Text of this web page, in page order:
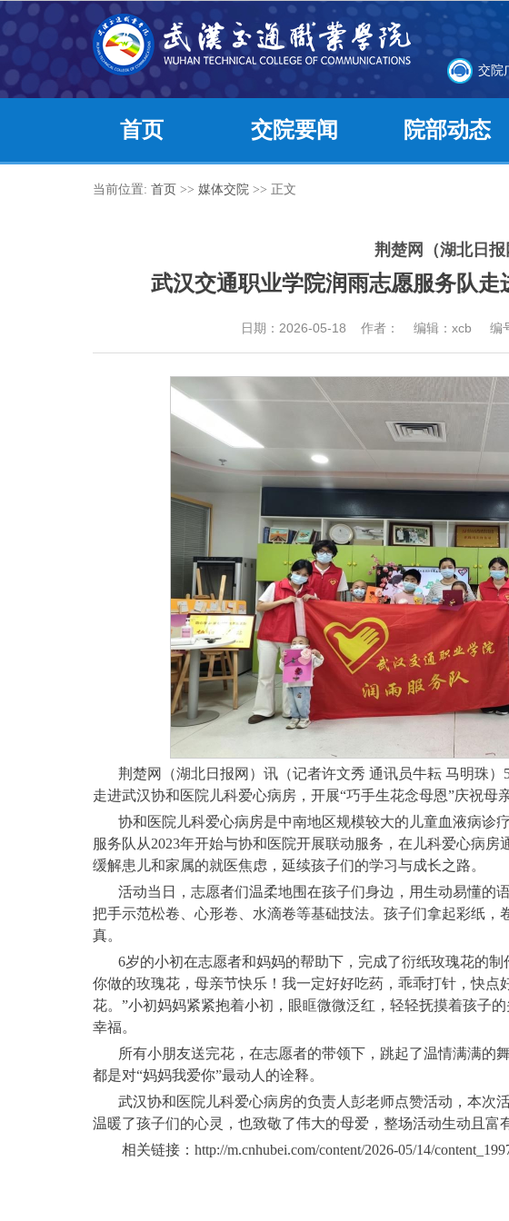
交院
首页 交院要闻 院部动态
当前位置: 首页 >> 媒体交院 >> 正文
荆楚网（湖北日报
武汉交通职业学院润雨志愿服务队
日期：2026-05-18 作者： 编辑：xcb 编
荆楚网（湖北日报网）讯（记者许文秀 通讯员牛耘 马明珠
走进武汉协和医院儿科爱心病房，开展“巧手生花念母恩”庆祝母
协和医院儿科爱心病房是中南地区规模较大的儿童血液病诊
服务队从2023年开始与协和医院开展联动服务，在儿科爱心病房
缓解患儿和家属的就医焦虑，延续孩子们的学习与成长之路。
活动当日，志愿者们温柔地围在孩子们身边，用生动易懂的
把手示范松卷、心形卷、水滴卷等基础技法。孩子们拿起彩纸
真。
6岁的小初在志愿者和妈妈的帮助下，完成了衍纸玫瑰花的
你做的玫瑰花，母亲节快乐！我一定好好吃药，乖乖打针，快
花。”小初妈妈紧紧抱着小初，眼眶微微泛红，轻轻抚摸着孩子
幸福。
所有小朋友送完花，在志愿者的带领下，跳起了温情满满的
都是对“妈妈我爱你”最动人的诠释。
武汉协和医院儿科爱心病房的负责人彭老师点赞活动，本次
温暖了孩子们的心灵，也致敬了伟大的母爱，整场活动生动且富
相关链接：http://m.cnhubei.com/content/2026-05/14/